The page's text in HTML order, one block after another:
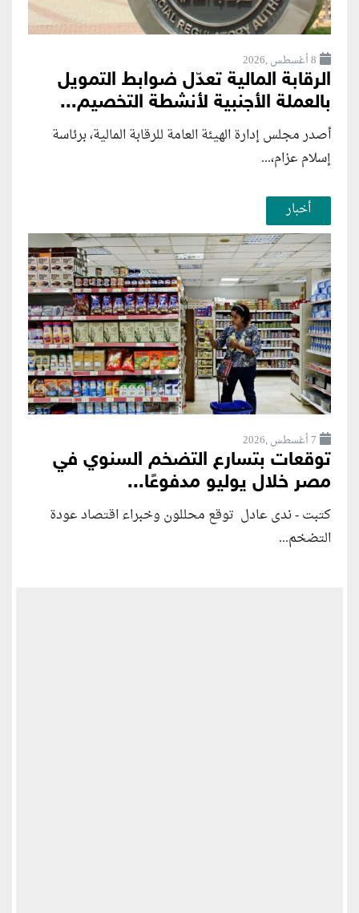
8 أغسطس ,2026
الرقابة المالية تعدّل ضوابط التمويل
بالعملة الأجنبية لأنشطة التخصيم...
أصدر مجلس إدارة الهيئة العامة للرقابة المالية، برئاسة
إسلام عزام،...
أخبار
7 أغسطس ,2026
توقعات بتسارع التضخم السنوي في
مصر خلال يوليو مدفوعًا...
كتبت - ندى عادل توقع محللون وخبراء اقتصاد عودة
التضخم...